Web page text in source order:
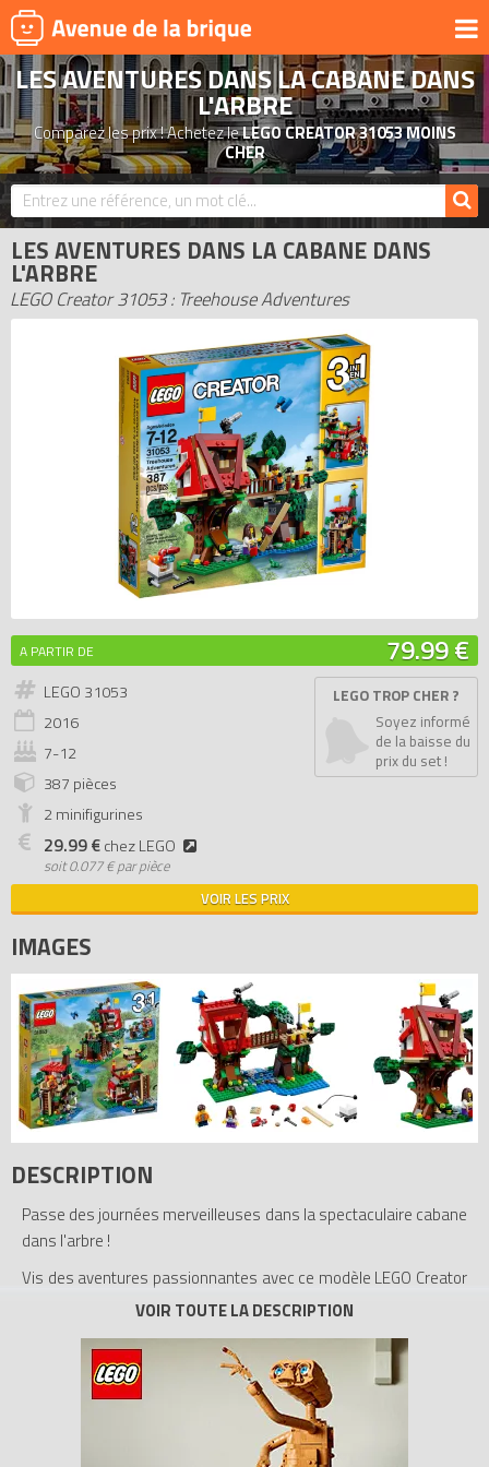
UNIVERS
PRODUITS DÉRIVÉS
NOUVEAUTÉS
LEGO 2026
BONS PLANS
ASSOCIATIONS DE FANS
EXPOSITIONS LEGO
LEGO LES PLUS CHERS
DERNIERS LEGO AJOUTÉS
LES AVENTURES DANS LA CABANE DANS
L'ARBRE
Comparez les prix ! Achetez leLEGO CREATOR 31053 MOINS
CHER
LES AVENTURES DANS LA CABANE DANS
L'ARBRE
LEGO Creator 31053 : Treehouse Adventures
A PARTIR DE 79.99 €
LEGO 31053
2016
7-12
387 pièces
2 minifigurines
29.99 €chez LEGO
soit0.077 € par pièce
LEGO TROP CHER ?
Soyez informé
de la baisse du
prix du set !
VOIR LES PRIX
IMAGES
DESCRIPTION
Passe des journées merveilleuses dans la spectaculaire cabane
dans l'arbre !
Vis des aventures passionnantes avec ce modèle LEGO Creator
3-en-1 coloré. Aide les enfants à construire la cabane dans
planches ensemble et utilise le rouleau de peinture pour ajouter
les touches finales. Lorsque tu as fini de construire, mets tes
outils dans la cachette secrète et hisse le drapeau de la maison
! Utilise le pistolet à eau pour repousser les envahisseurs et
amuse-toi à soigner le minuscule geai bleu et la grenouille qui